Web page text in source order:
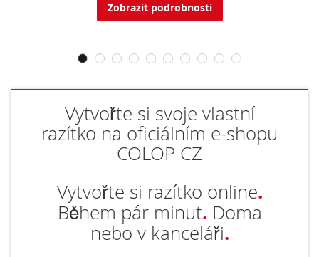
Zobrazit podrobnosti
Vytvořte si svoje vlastní
razítko na oficiálním e-shopu
COLOP CZ
Vytvořte si razítko online.
Během pár minut. Doma
nebo v kanceláři.